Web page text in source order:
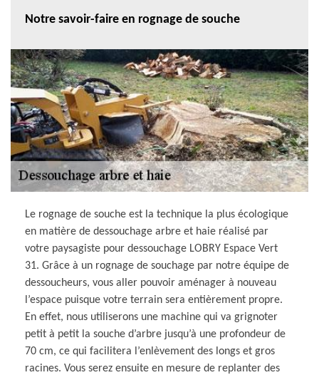
Notre savoir-faire en rognage de souche
Le rognage de souche est la technique la plus écologique
en matière de dessouchage arbre et haie réalisé par
votre paysagiste pour dessouchage LOBRY Espace Vert
31. Grâce à un rognage de souchage par notre équipe de
dessoucheurs, vous aller pouvoir aménager à nouveau
l’espace puisque votre terrain sera entièrement propre.
En effet, nous utiliserons une machine qui va grignoter
petit à petit la souche d’arbre jusqu’à une profondeur de
70 cm, ce qui facilitera l’enlèvement des longs et gros
racines. Vous serez ensuite en mesure de replanter des